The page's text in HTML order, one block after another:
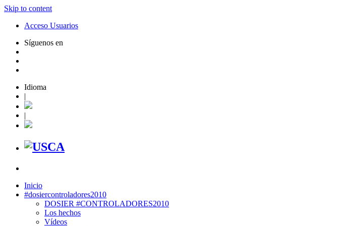
Skip to content
Acceso Usuarios
Síguenos en
Idioma
|
|
Inicio
#dosiercontroladores2010
DOSIER #CONTROLADORES2010
Los hechos
Vídeos